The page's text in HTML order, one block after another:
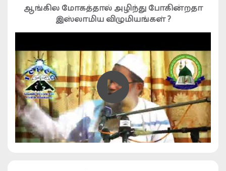
ஆங்கில மோகத்தால் அழிந்து போகின்றதா
இஸ்லாமிய விழுமியங்கள் ?